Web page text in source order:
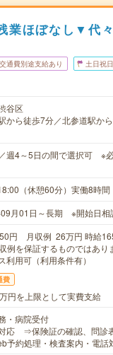
業ほぼなし▼代
交通費別途支給あり 土日祝
谷区
から徒歩7分／北参道駅か
週4～5日の間で選択可 ※
（休憩60分）実働8時間
月01日～長期 ※開始日相
円 月収例 26万円 時給
例を保証するものではあり
利用可（利用条件有）
費
円を上限として実費支給
・病院受付
応 ⇒保険証の確認、問診
予約処理・検査案内・電